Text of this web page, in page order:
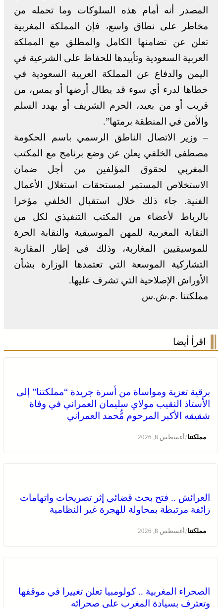
المصدر أنه أمام هذه السلوكات وما تحمله من
مخاطر على نطاق واسع، فإن المملكة المغربية
تعلن عن تضامنها الكامل والمطلق مع المملكة
العربية السعودية وتأييدها للحفاظ على الشرعية في
اليمن والدفاع عن المملكة العربية السعودية في
خطاها لدرء أي سوء قد يطال أرضها أو يمس، من
قريب أو من بعيد، الحرم الشريف أو يهدد السلم
والأمن في المنطقة برمتها”.
– وزير الاتصال الناطق الرسمي باسم الحكومة
مصطفى الخلفي يعلن عن وضع برنامج مع المكتب
المغربي لحقوق المؤلفين من أجل ضمان
الاستخلاص المستمر لمستحقات استغلال الأعمال
الفنية. جاء ذلك خلال استقبال الخلفي مؤخرا
بالرباط لأعضاء من المكتب التنفيذي لكل من
النقابة المغربية للمهن الموسيقية والنقابة الحرة
للموسيقيين المغاربة، وذلك في إطار المقاربة
التشاركية الموسعة التي تعتمدها الوزارة بشأن
الأوراش الإصلاحية التي تشرف عليها.
مملكتنا .م.ش.س
اقرأ أيضا
برقية تعزية ومواساة من أسرة جريدة “مملكتنا” إلى
الأستاذ النقيب مولاي سليمان العمراني في وفاة
شقيقه الأكبر المرحوم مُّحمد العمراني
مملكتنا/أغسطس 8, 2026
العرائش .. فتح بحث قضائي إثر تصريحات واتهامات
زائفة مرتبطة بمحاولة للهجرة غير النظامية
مملكتنا/أغسطس 8, 2026
الصحراء المغربية .. كولومبيا تعلن تغييرا في موقفها
وتعترف بسيادة المغرب على صحرائه